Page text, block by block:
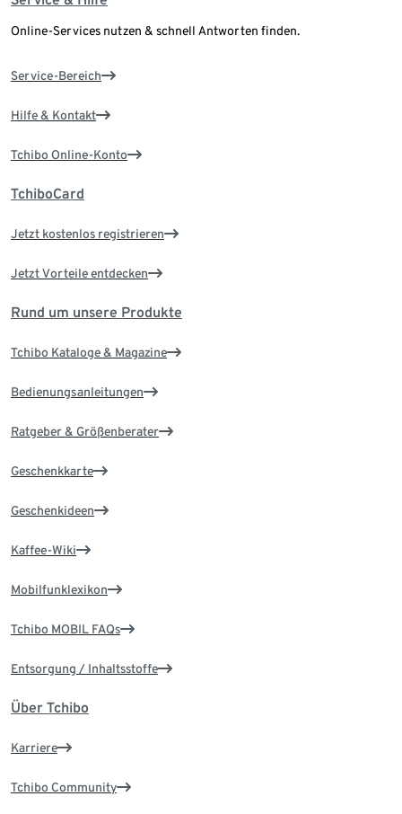
Online-Services nutzen & schnell Antworten finden.
Service-Bereich
Hilfe & Kontakt
Tchibo Online-Konto
TchiboCard
Jetzt kostenlos registrieren
Jetzt Vorteile entdecken
Rund um unsere Produkte
Tchibo Kataloge & Magazine
Bedienungsanleitungen
Ratgeber & Größenberater
Geschenkkarte
Geschenkideen
Kaffee-Wiki
Mobilfunklexikon
Tchibo MOBIL FAQs
Entsorgung / Inhaltsstoffe
Über Tchibo
Karriere
Tchibo Community